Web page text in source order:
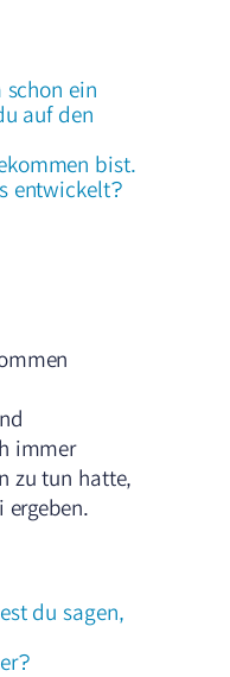
ein
auf den
bist.
entwickelt?
immer
zu tun hatte,
ergeben.
du sagen,